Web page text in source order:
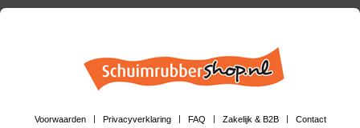
Voorwaarden Privacyverklaring FAQ Zakelijk & B2B Contact